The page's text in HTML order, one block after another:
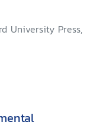
University Press,